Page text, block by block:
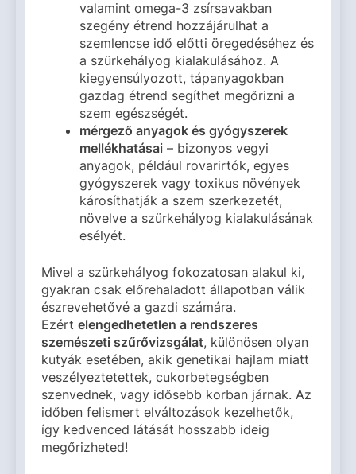
valamint omega-3 zsírsavakban
szegény étrend hozzájárulhat a
szemlencse idő előtti öregedéséhez és
a szürkehályog kialakulásához. A
kiegyensúlyozott, tápanyagokban
gazdag étrend segíthet megőrizni a
szem egészségét.
mérgező anyagok és gyógyszerek
mellékhatásai – bizonyos vegyi
anyagok, például rovarirtók, egyes
gyógyszerek vagy toxikus növények
károsíthatják a szem szerkezetét,
növelve a szürkehályog kialakulásának
esélyét.
Mivel a szürkehályog fokozatosan alakul ki,
gyakran csak előrehaladott állapotban válik
észrevehetővé a gazdi számára.
Ezért elengedhetetlen a rendszeres
szemészeti szűrővizsgálat, különösen olyan
kutyák esetében, akik genetikai hajlam miatt
veszélyeztetettek, cukorbetegségben
szenvednek, vagy idősebb korban járnak. Az
időben felismert elváltozások kezelhetők,
így kedvenced látását hosszabb ideig
megőrizheted!